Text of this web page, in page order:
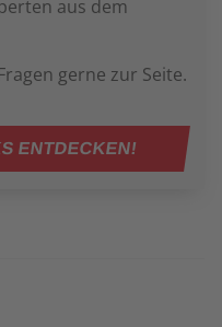
aus dem
gerne zur Seite.
ENTDECKEN!